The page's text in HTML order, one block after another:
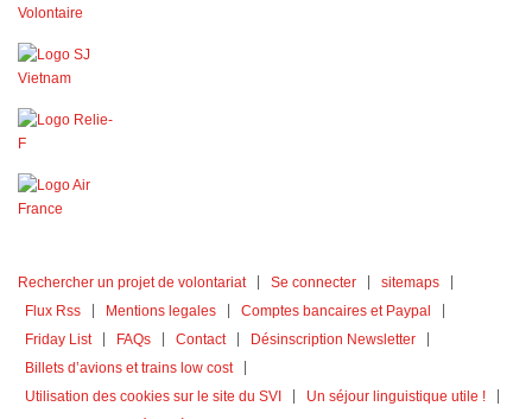
Rechercher un projet de volontariat Se connecter
sitemaps
Flux Rss
Mentions legales
Comptes bancaires et Paypal
Friday List
FAQs Contact
Désinscription Newsletter
Billets d’avions et trains low cost
Utilisation des cookies sur le site du SVI
Un séjour linguistique utile !